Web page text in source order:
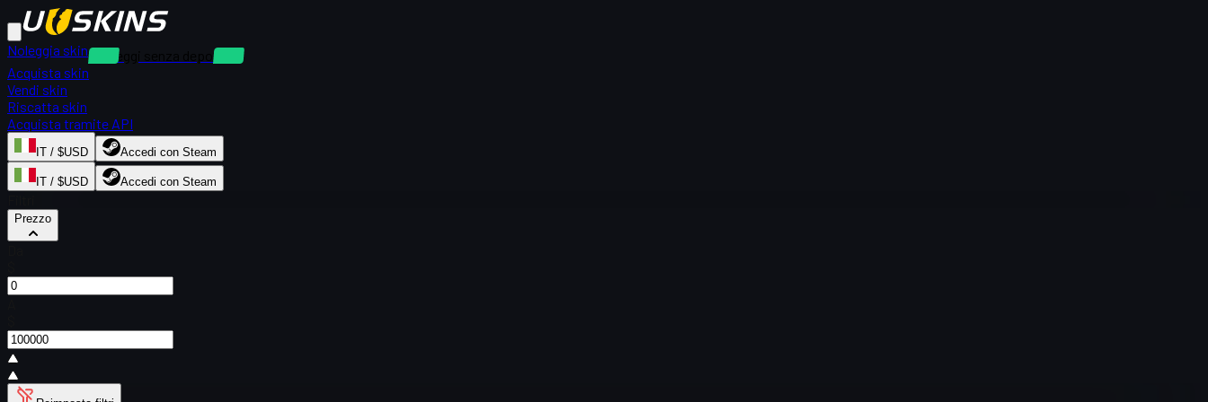
Noleggia skin
Noleggi senza deposito
Acquista skin
Vendi skin
Riscatta skin
Acquista tramite API
IT / $USD Accedi con Steam
IT / $USD Accedi con Steam
Prezzo